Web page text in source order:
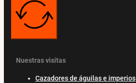
Nuestras visitas
Cazadores de águilas e imperios